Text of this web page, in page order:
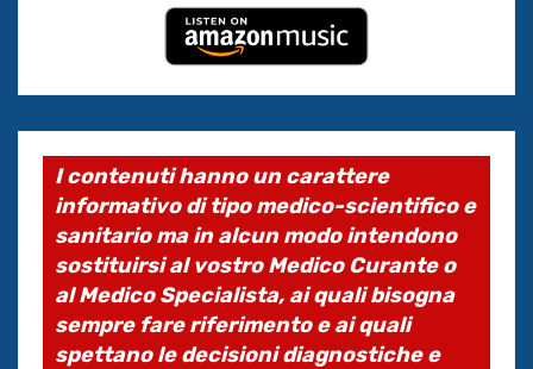
I contenuti hanno un carattere
informativo di tipo medico-scientifico e
sanitario ma in alcun modo intendono
sostituirsi al vostro Medico Curante o
al Medico Specialista, ai quali bisogna
sempre fare riferimento e ai quali
spettano le decisioni diagnostiche e